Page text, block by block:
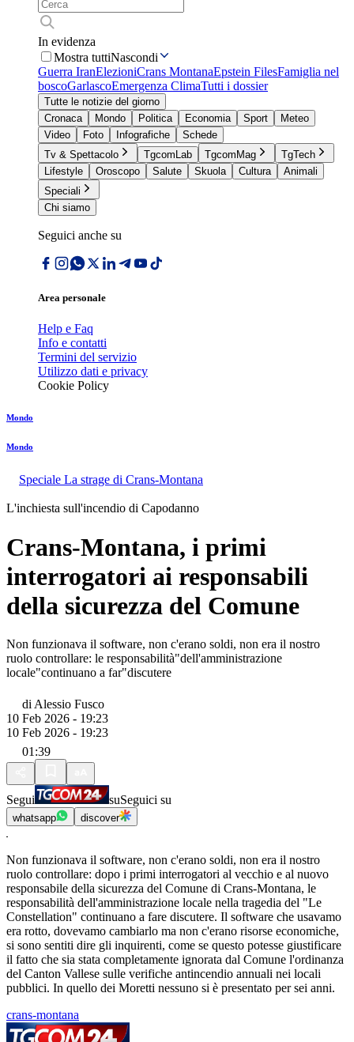
In evidenza
Mostra tuttiNascondi
Guerra IranElezioniCrans MontanaEpstein FilesFamiglia nel
boscoGarlascoEmergenza ClimaTutti i dossier
Tutte le notizie del giorno
Cronaca
Mondo Politica Economia Sport
Meteo
Video
Foto Infografiche
Schede
Tv & Spettacolo
TgcomLab TgcomMag
TgTech
Lifestyle
Oroscopo Salute Skuola Cultura
Animali
Speciali
Chi siamo
Seguici anche su
Area personale
Help e Faq
Info e contatti
Termini del servizio
Utilizzo dati e privacy
Cookie Policy
Mondo
Mondo
Speciale La strage di Crans-Montana
L'inchiesta sull'incendio di Capodanno
Crans-Montana, i primi
interrogatori ai responsabili
della sicurezza del Comune
Non funzionava il software, non c'erano soldi, non era il nostro
ruolo controllare: le responsabilità"dell'amministrazione
locale"continuano a far"discutere
di Alessio Fusco
10 Feb 2026 - 19:23
10 Feb 2026 - 19:23
01:39
Segui suSeguici su
whatsapp discover
Non funzionava il software, non c'erano soldi, non era il nostro
ruolo controllare: dopo i primi interrogatori al vecchio e al nuovo
responsabile della sicurezza del Comune di Crans-Montana, le
responsabilità dell'amministrazione locale nella tragedia del "Le
Constellation" continuano a fare discutere. Il software che usavamo
era rotto, dovevamo cambiarlo ma non c'erano risorse economiche,
si sono sentiti dire gli inquirenti, come se questo potesse giustificare
il fatto che sia stata completamente ignorata dal Comune l'ordinanza
del Canton Vallese sulle verifiche antincendio annuali nei locali
pubblici. In quello dei Moretti nessuno si è presentato per sei anni.
crans-montana